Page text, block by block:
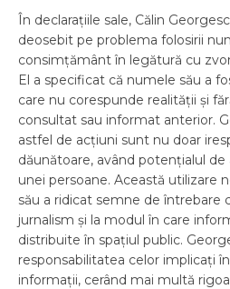
În declarațiile sale, Călin
deosebit pe problema folosirii
consimțământ în legătură cu
El a specificat că numele său a
care nu corespunde realității și
consultat sau informat anterior.
astfel de acțiuni sunt nu doar
dăunătoare, având potențialul
unei persoane. Această utilizare
său a ridicat semne de întrebare
jurnalism și la modul în care
distribuite în spațiul public.
responsabilitatea celor implicați
informații, cerând mai multă